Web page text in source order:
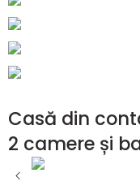
Casă din
2 camere și